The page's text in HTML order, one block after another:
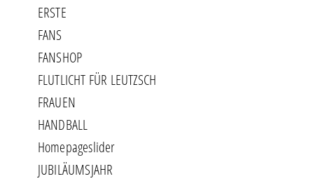
ERSTE
FANS
FANSHOP
FLUTLICHT FÜR LEUTZSCH
FRAUEN
HANDBALL
Homepageslider
JUBILÄUMSJAHR